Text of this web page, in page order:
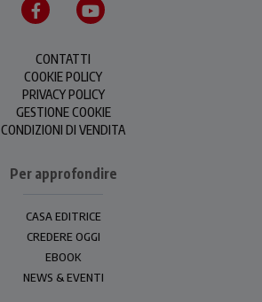
CONTATTI
COOKIE POLICY
PRIVACY POLICY
GESTIONE COOKIE
CONDIZIONI DI VENDITA
Per approfondire
CASA EDITRICE
CREDERE OGGI
EBOOK
NEWS & EVENTI